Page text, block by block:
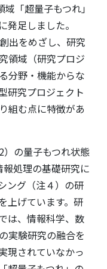
「超量子もつれ」
発足しました。
出をめざし、研究
領域（研究プロジ
分野・機能からな
研究プロジェクト
組む点に特徴があ
の量子もつれ状態
報処理の基礎研究に
ング（注４）の研
上げています。研
は、情報科学、数
実験研究の融合を
現されていなかっ